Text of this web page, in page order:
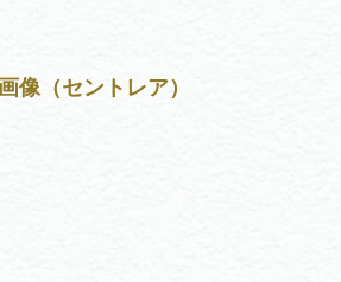
像（セントレア）